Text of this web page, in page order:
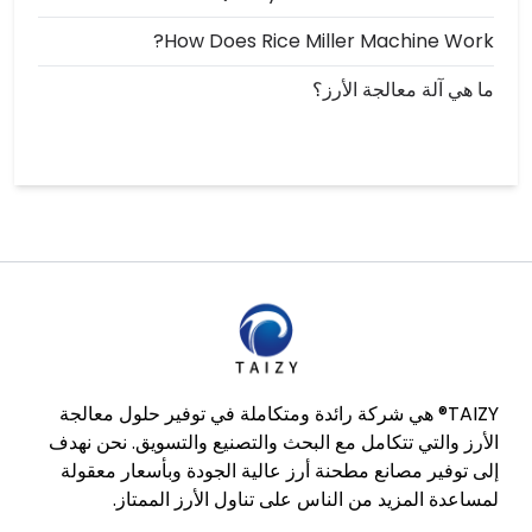
How Does Rice Miller Machine Work?
ما هي آلة معالجة الأرز؟
TAIZY® هي شركة رائدة ومتكاملة في توفير حلول معالجة
الأرز والتي تتكامل مع البحث والتصنيع والتسويق. نحن نهدف
إلى توفير مصانع مطحنة أرز عالية الجودة وبأسعار معقولة
لمساعدة المزيد من الناس على تناول الأرز الممتاز.